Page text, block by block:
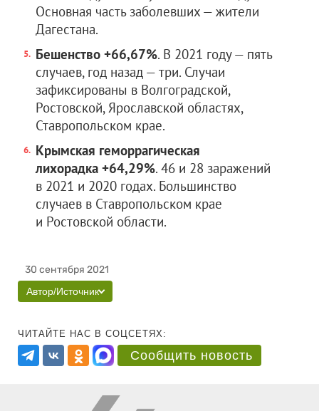
Основная часть заболевших — жители
Дагестана.
Бешенство +66,67%. В 2021 году — пять
случаев, год назад — три. Случаи
зафиксированы в Волгоградской,
Ростовской, Ярославской областях,
Ставропольском крае.
Крымская геморрагическая
лихорадка +64,29%. 46 и 28 заражений
в 2021 и 2020 годах. Большинство
случаев в Ставропольском крае
и Ростовской области.
30 сентября 2021
Автор/Источник
ЧИТАЙТЕ НАС В СОЦСЕТЯХ:
Сообщить новость